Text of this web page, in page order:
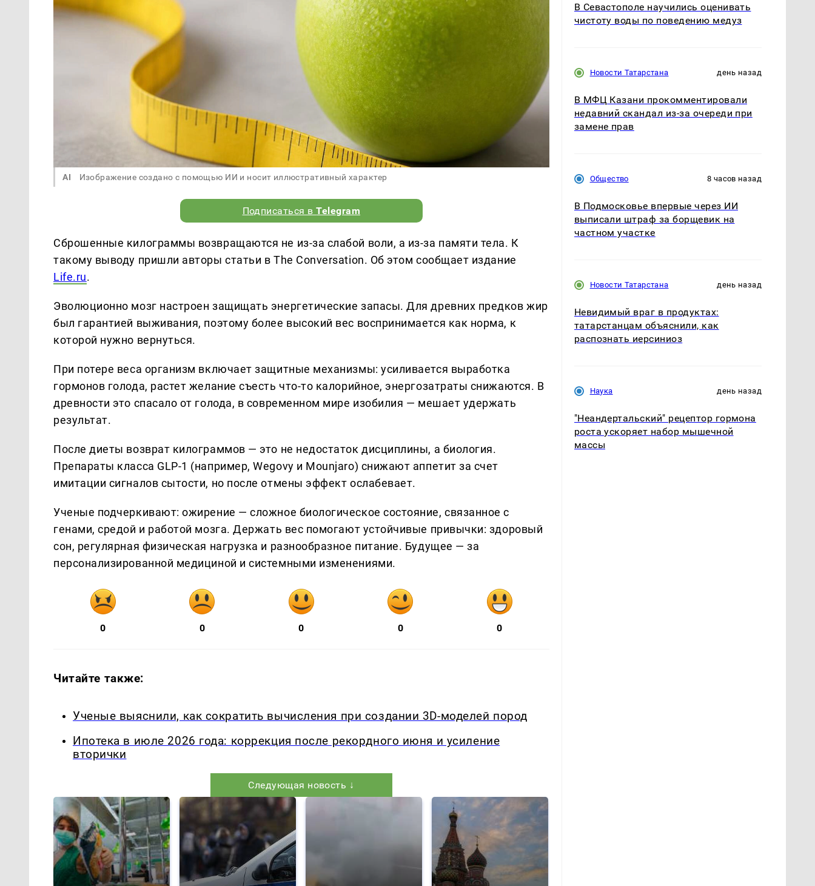
AI Изображение создано с помощью ИИ и носит иллюстративный характер
Подписаться вTelegram
Сброшенные килограммы возвращаются не из-за слабой воли, а из-за памяти тела. К
такому выводу пришли авторы статьи в The Conversation. Об этом сообщает издание
Life.ru.
Эволюционно мозг настроен защищать энергетические запасы. Для древних предков жир
был гарантией выживания, поэтому более высокий вес воспринимается как норма, к
которой нужно вернуться.
При потере веса организм включает защитные механизмы: усиливается выработка
гормонов голода, растет желание съесть что-то калорийное, энергозатраты снижаются. В
древности это спасало от голода, в современном мире изобилия — мешает удержать
результат.
После диеты возврат килограммов — это не недостаток дисциплины, а биология.
Препараты класса GLP-1 (например, Wegovy и Mounjaro) снижают аппетит за счет
имитации сигналов сытости, но после отмены эффект ослабевает.
Ученые подчеркивают: ожирение — сложное биологическое состояние, связанное с
генами, средой и работой мозга. Держать вес помогают устойчивые привычки: здоровый
сон, регулярная физическая нагрузка и разнообразное питание. Будущее — за
персонализированной медициной и системными изменениями.
0 0 0 0 0
Читайте также:
Ученые выяснили, как сократить вычисления при создании 3D-моделей пород
Ипотека в июле 2026 года: коррекция после рекордного июня и усиление
вторички
Следующая новость ↓
В Севастополе научились оценивать
чистоту воды по поведению медуз
Новости Татарстана день назад
В МФЦ Казани прокомментировали
недавний скандал из-за очереди при
замене прав
Общество 8 часов назад
В Подмосковье впервые через ИИ
выписали штраф за борщевик на
частном участке
Новости Татарстана день назад
Невидимый враг в продуктах:
татарстанцам объяснили, как
распознать иерсиниоз
Наука день назад
"Неандертальский" рецептор гормона
роста ускоряет набор мышечной
массы